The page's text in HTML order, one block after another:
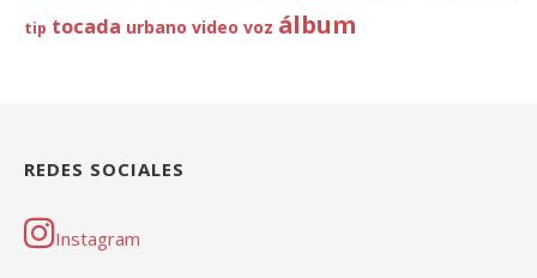
tip tocada urbano video voz álbum
REDES SOCIALES
Instagram